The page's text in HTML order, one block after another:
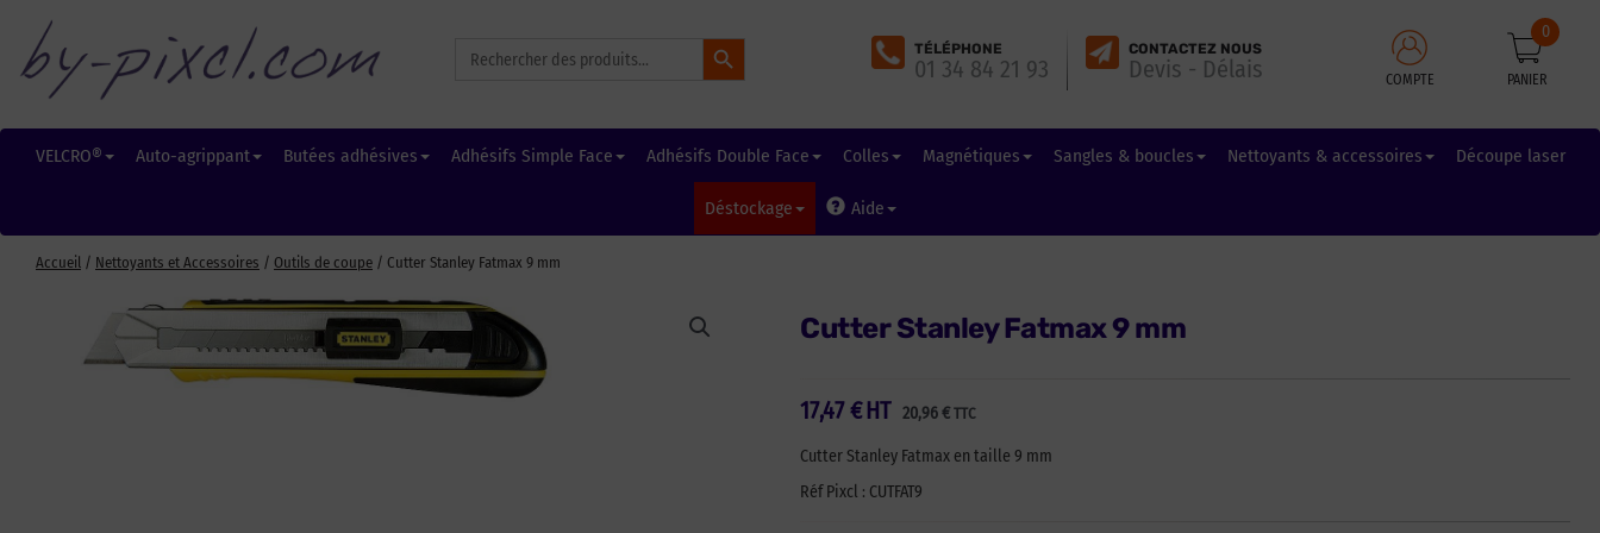
for:
Search Button
TÉLÉPHONE
01 34 84 21 93
CONTACTEZ NOUS
Devis - Délais COMPTE PANIER
0
VELCRO® Auto-agrippant Butées adhésives Adhésifs Simple Face Adhésifs Double Face Colles Magnétiques Sangles & boucles Nettoyants & accessoires Découpe laser
Déstockage Aide
Accueil / Nettoyants et Accessoires / Outils de coupe / Cutter Stanley Fatmax 9 mm
Cutter Stanley Fatmax 9 mm
17,47€ 20,96€ TTC
HT
Cutter Stanley Fatmax en taille 9 mm
Réf Pixcl : CUTFAT9